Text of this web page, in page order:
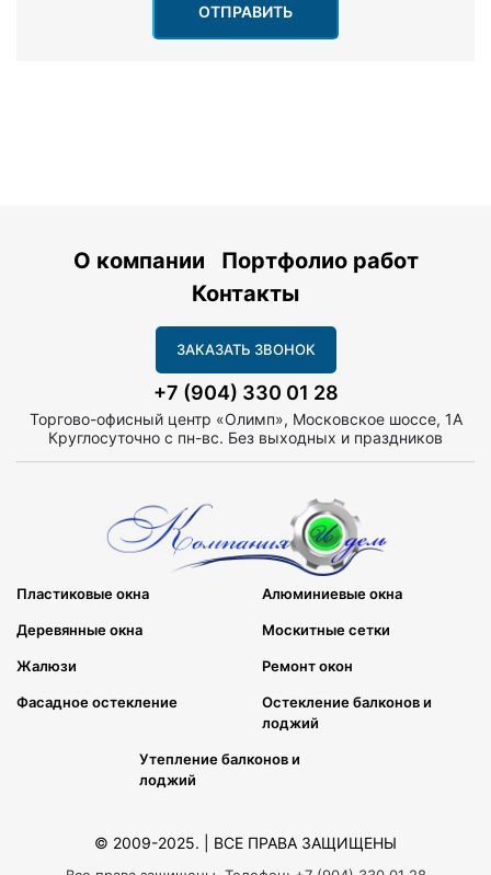
ОТПРАВИТЬ
О компании
Портфолио работ
Контакты
ЗАКАЗАТЬ ЗВОНОК
+7 (904) 330 01 28
Торгово-офисный центр «Олимп», Московское шоссе, 1А
Круглосуточно с пн-вс. Без выходных и праздников
Пластиковые окна Алюминиевые окна
Деревянные окна Москитные сетки
Жалюзи Ремонт окон
Фасадное остекление
Остекление балконов и
лоджий
Утепление балконов и
лоджий
© 2009-2025. | ВСЕ ПРАВА ЗАЩИЩЕНЫ